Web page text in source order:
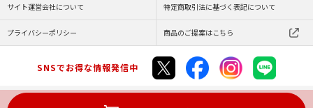
サイト運営会社について 特定商取引法に基づく表記について
プライバシーポリシー 商品のご提案はこちら
SNSでお得な情報発信中